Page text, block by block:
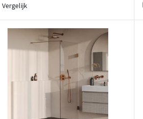
Vergelijk